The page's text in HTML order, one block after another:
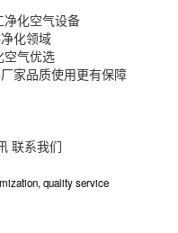
化空气设备
化领域
空气优选
家品质使用更有保障
联系我们
quality service